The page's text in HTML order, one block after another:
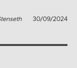
30/09/2024